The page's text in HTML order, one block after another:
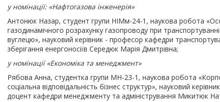
у номінації: «Нафтогазова інженерія»
Антонюк Назар, студент групи НІМм-24-1, наукова робота
газодинамічного розрахунку газопроводу при транспортуванні
вуглецю», науковий керівник - професор кафедри
зберігання енергоносіїв Середюк Марія Дмитрівна;
у номінації «Економіка та менеджмент»
Рябова Анна, студентка групи МН-23-1, наукова робота
соціальна відповідальність бізнес структур», науковий
доцент кафедри менеджменту та адміністрування Микитюк